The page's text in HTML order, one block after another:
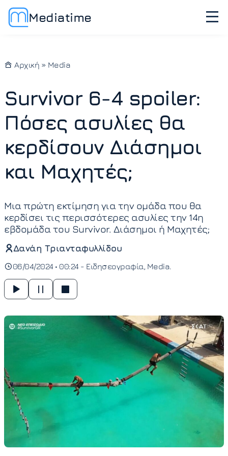
Mediatime
Αρχική » Media
Survivor 6-4 spoiler:
Πόσες ασυλίες θα
κερδίσουν Διάσημοι
και Μαχητές;
Μια πρώτη εκτίμηση για την ομάδα που θα
κερδίσει τις περισσότερες ασυλίες την 14η
εβδομάδα του Survivor. Διάσημοι ή Μαχητές;
Δανάη Τριανταφυλλίδου
06/04/2024 • 00:24 - Ειδησεογραφία Media